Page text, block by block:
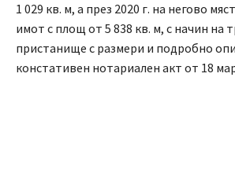
1 029 кв. м, а през 2020 г. на негово
имот с площ от 5 838 кв. м, с начин на
пристанище с размери и подробно
констативен нотариален акт от 18